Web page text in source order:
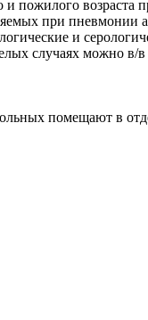
пожилого возраста
при
и
случаях можно в/
помещают в